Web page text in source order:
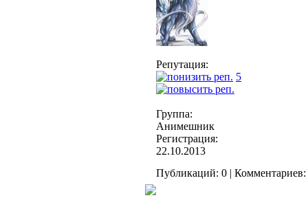
Репутация:
5
Группа:
Анимешник
Регистрация:
22.10.2013
Публикаций: 0 | Комментариев: